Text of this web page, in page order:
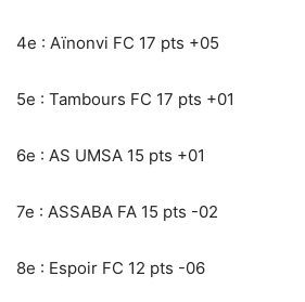
4e : Aïnonvi FC 17 pts +05
5e : Tambours FC 17 pts +01
6e : AS UMSA 15 pts +01
7e : ASSABA FA 15 pts -02
8e : Espoir FC 12 pts -06